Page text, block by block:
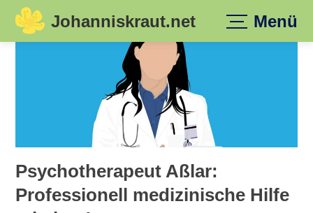
Skip
Johanniskraut.net Menü
Psychotherapeut Aßlar:
Professionell medizinische Hilfe